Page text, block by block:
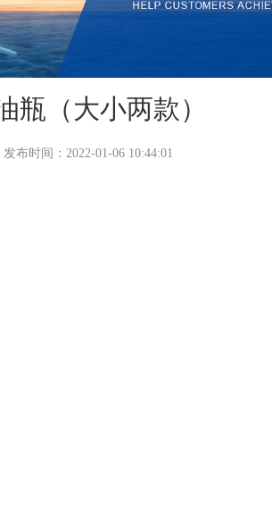
瓶（大小两款）
布时间：2022-01-06 10:44:01